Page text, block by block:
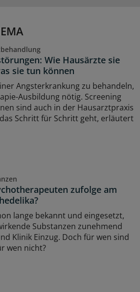
Wie Hausärzte sie
sie tun können
Angsterkrankung zu behandeln,
Ausbildung nötig. Screening
sind auch in der Hausarztpraxis
Schritt für Schritt geht, erläutert
zufolge am
lange bekannt und eingesetzt,
Substanzen zunehmend
Klinik Einzug. Doch für wen sind
wen nicht?